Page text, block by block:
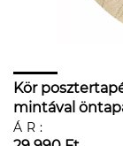
Kör
mintával
ÁR: